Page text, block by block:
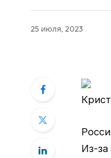
25 июля, 2023
Из-